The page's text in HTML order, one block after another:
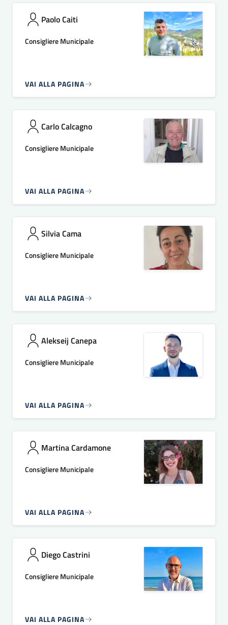
Paolo Caiti
Consigliere Municipale
VAI ALLA PAGINA
Carlo Calcagno
Consigliere Municipale
VAI ALLA PAGINA
Silvia Cama
Consigliere Municipale
VAI ALLA PAGINA
Alekseij Canepa
Consigliere Municipale
VAI ALLA PAGINA
Martina Cardamone
Consigliere Municipale
VAI ALLA PAGINA
Diego Castrini
Consigliere Municipale
VAI ALLA PAGINA